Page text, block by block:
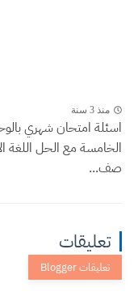
منذ 3 سنة
اسئلة امتحان شهري
الخامسة مع الحل اللغة
صف...
تعليقات